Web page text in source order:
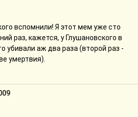
вспомнили! Я этот мем уже сто
раз, кажется, у Глушановского в
убивали аж два раза (второй раз -
умертвия).